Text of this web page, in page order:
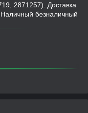
2871257). Доставка
безналичный